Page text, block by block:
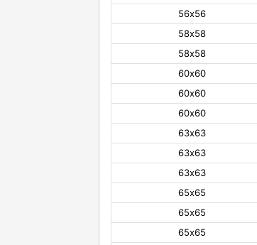
56х56
58х58
58х58
60х60
60х60
60х60
63х63
63х63
63х63
65х65
65х65
65х65